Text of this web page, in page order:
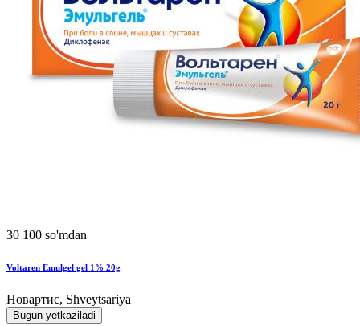
30 100 so'mdan
Voltaren Emulgel gel 1% 20g
Новартис, Shveytsariya
Bugun yetkaziladi